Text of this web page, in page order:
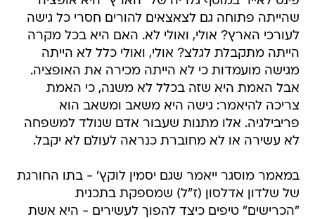
שהייתה פתוחה גם לצאצאים להורים חסרי כל גישה
לעורכי הארץ? אולי, ואולי לא. האם היא בכל מקרה
הייתה מתקבלת לגלצ? אולי, ואולי כלל לא הייתה
מגישה מועמדות כי לא הייתה מכירה את האופציה.
אבל האמת היא שזה בכלל לא משנה, כי האמת
צריכה להיאמר: גישה היא משאב ומשאב הוא
פריבילגיה. אלו מתנות שעבור אדם שנולד למשפחה
לא עשירה או לא מחוברת כנראה לעולם לא יקבל.
במאמר מוסגר ייאמר שגם יסמין לוקץ' - בתו החורגת
של שלדון אדלסון (ז"ל) שמספקת בתכנית
"הכרישים" טיפים כיצד להפוך לעשירים - היא אשת